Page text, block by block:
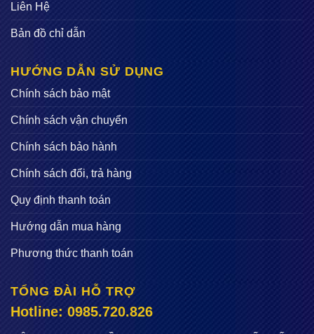
Liên Hệ
Bản đồ chỉ dẫn
HƯỚNG DẪN SỬ DỤNG
Chính sách bảo mật
Chính sách vận chuyển
Chính sách bảo hành
Chính sách đổi, trả hàng
Quy định thanh toán
Hướng dẫn mua hàng
Phương thức thanh toán
TỔNG ĐÀI HỖ TRỢ
Hotline: 0985.720.826